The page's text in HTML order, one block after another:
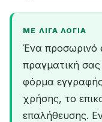
ΜΕ ΛΊΓΑ ΛΌΓΙΑ
Ένα προσωρινό
πραγματική
φόρμα
χρήσης, το
επαλήθευσης.